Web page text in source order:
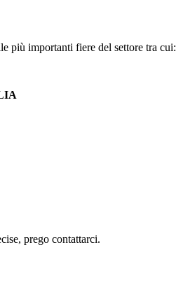
più importanti fiere del settore tra cui:
prego contattarci.